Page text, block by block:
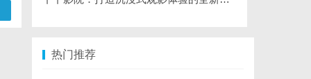
热门推荐